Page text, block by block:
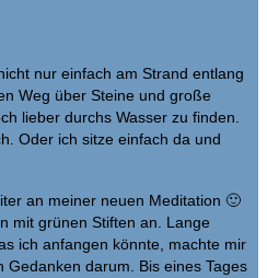
nur einfach am Strand entlang
Weg über Steine und große
lieber durchs Wasser zu finden.
Oder ich sitze einfach da und
an meiner neuen Meditation 🙂
mit grünen Stiften an. Lange
ich anfangen könnte, machte mir
darum. Bis eines Tages